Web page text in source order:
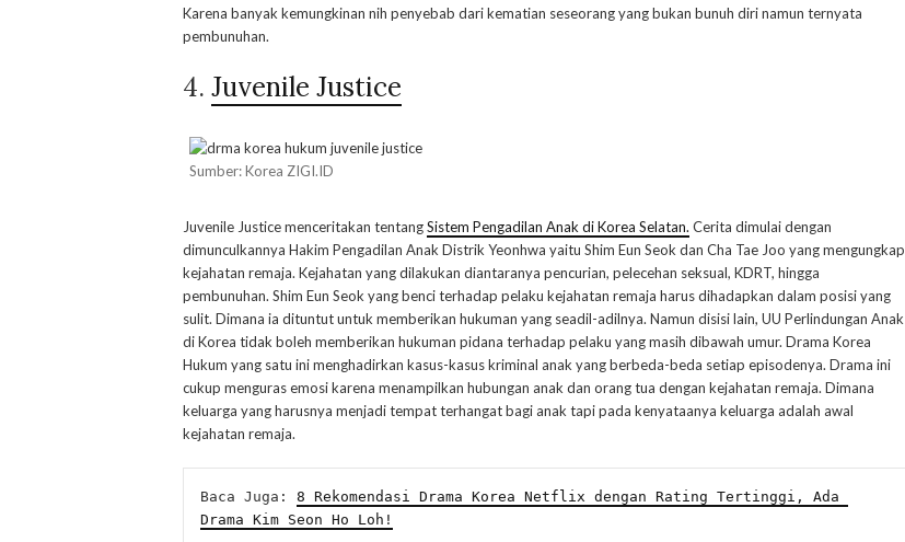
Karena banyak kemungkinan nih penyebab dari kematian seseorang yang bukan bunuh diri namun ternyata
pembunuhan.
4. Juvenile Justice
Sumber: Korea ZIGI.ID
Juvenile Justice menceritakan tentangSistem Pengadilan Anak di Korea Selatan. Cerita dimulai dengan
dimunculkannya Hakim Pengadilan Anak Distrik Yeonhwa yaitu Shim Eun Seok dan Cha Tae Joo yang mengungkap
kejahatan remaja. Kejahatan yang dilakukan diantaranya pencurian, pelecehan seksual, KDRT, hingga
pembunuhan. Shim Eun Seok yang benci terhadap pelaku kejahatan remaja harus dihadapkan dalam posisi yang
sulit. Dimana ia dituntut untuk memberikan hukuman yang seadil-adilnya. Namun disisi lain, UU Perlindungan Anak
di Korea tidak boleh memberikan hukuman pidana terhadap pelaku yang masih dibawah umur. Drama Korea
Hukum yang satu ini menghadirkan kasus-kasus kriminal anak yang berbeda-beda setiap episodenya. Drama ini
cukup menguras emosi karena menampilkan hubungan anak dan orang tua dengan kejahatan remaja. Dimana
keluarga yang harusnya menjadi tempat terhangat bagi anak tapi pada kenyataanya keluarga adalah awal
kejahatan remaja.
Baca Juga: 8 Rekomendasi Drama Korea Netflix dengan Rating Tertinggi, Ada
Drama Kim Seon Ho Loh!